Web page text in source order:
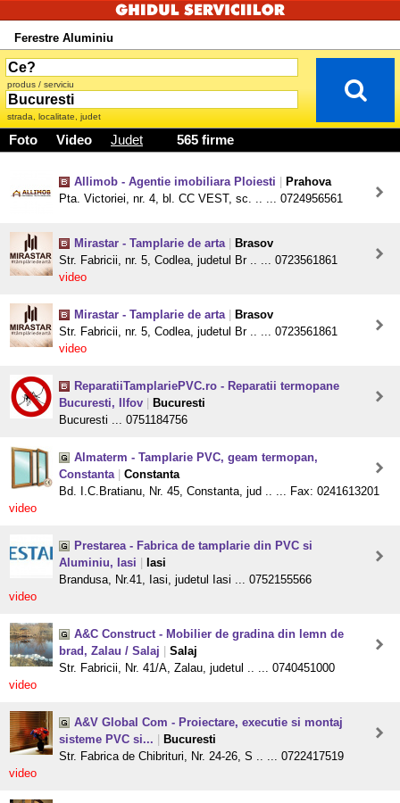
Ferestre Aluminiu
produs / serviciu
strada, localitate, judet
Foto Video Judet 565 firme
Allimob - Agentie imobiliara Ploiesti
Prahova
Pta. Victoriei, nr. 4, bl. CC VEST, sc. .. ... 0724956561
Mirastar - Tamplarie de arta
Brasov
Str. Fabricii, nr. 5, Codlea, judetul Br .. ... 0723561861
video
Mirastar - Tamplarie de arta
Brasov
Str. Fabricii, nr. 5, Codlea, judetul Br .. ... 0723561861
video
ReparatiiTamplariePVC.ro - Reparatii termopane
Bucuresti, Ilfov
Bucuresti
Bucuresti ... 0751184756
Almaterm - Tamplarie PVC, geam termopan,
Constanta
Constanta
Bd. I.C.Bratianu, Nr. 45, Constanta, jud .. ... Fax: 0241613201
video
Prestarea - Fabrica de tamplarie din PVC si
Aluminiu, Iasi
Iasi
Brandusa, Nr.41, Iasi, judetul Iasi ... 0752155566
video
A&C Construct - Mobilier de gradina din lemn de
brad, Zalau / Salaj
Salaj
Str. Fabricii, Nr. 41/A, Zalau, judetul .. ... 0740451000
video
A&V Global Com - Proiectare, executie si montaj
sisteme PVC si...
Bucuresti
Str. Fabrica de Chibrituri, Nr. 24-26, S .. ... 0722417519
video